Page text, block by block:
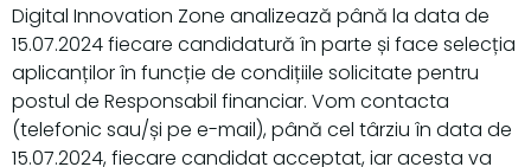
Digital Innovation Zone analizează până la data de
15.07.2024 fiecare candidatură în parte și face selecția
aplicanților în funcție de condițiile solicitate pentru
postul de Responsabil financiar. Vom contacta
(telefonic sau/și pe e-mail), până cel târziu în data de
15.07.2024, fiecare candidat acceptat, iar acesta va